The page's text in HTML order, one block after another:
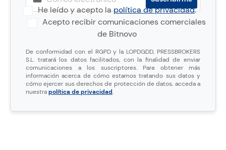
He leído y acepto lapolítica de privacidad.
Acepto recibir comunicaciones comerciales
de Bitnovo
De conformidad con el RGPD y la LOPDGDD, PRESSBROKERS
S.L. tratará los datos facilitados, con la finalidad de enviar
comunicaciones a los suscriptores. Para obtener más
información acerca de cómo estamos tratando sus datos y
cómo ejercer sus derechos de protección de datos, acceda a
nuestrapolítica de privacidad.